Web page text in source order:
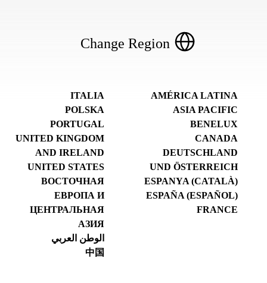
Change Region
AMÉRICA LATINA
ASIA PACIFIC
BENELUX
CANADA
DEUTSCHLAND
UND ÖSTERREICH
ESPANYA (CATALÀ)
ESPAÑA (ESPAÑOL)
FRANCE
ITALIA
POLSKA
PORTUGAL
UNITED KINGDOM
AND IRELAND
UNITED STATES
ВОСТОЧНАЯ
ЕВРОПА И
ЦЕНТРАЛЬНАЯ
АЗИЯ
الوطن العربي
中国